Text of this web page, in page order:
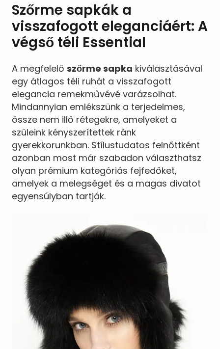
Szőrme sapkák a
visszafogott eleganciáért: A
végső téli Essential
A megfelelő szőrme sapka kiválasztásával
egy átlagos téli ruhát a visszafogott
elegancia remekművévé varázsolhat.
Mindannyian emlékszünk a terjedelmes,
össze nem illő rétegekre, amelyeket a
szüleink kényszerítettek ránk
gyerekkorunkban. Stílustudatos felnőttként
azonban most már szabadon választhatsz
olyan prémium kategóriás fejfedőket,
amelyek a melegséget és a magas divatot
egyensúlyban tartják.